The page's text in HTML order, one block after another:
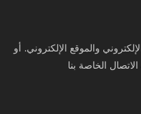
والموقع الإلكتروني. أو
الخاصة بنا